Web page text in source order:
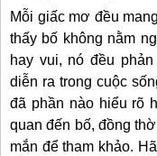
Mỗi giấc mơ đều
thấy bố không nằm
hay vui, nó đều
diễn ra trong cuộc
đã phần nào hiểu rõ
quan đến bố, đồng
mắn để tham khảo.